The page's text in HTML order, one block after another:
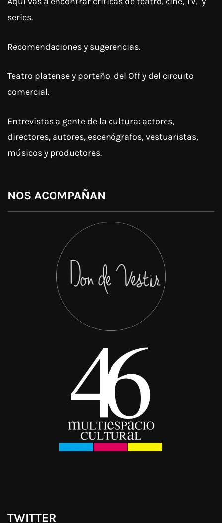
series.
Recomendaciones y sugerencias.
Teatro platense y porteño, del Off y del circuito
comercial.
Entrevistas a gente de la cultura: actores,
directores, autores, escenógrafos, vestuaristas,
músicos y productores.
NOS ACOMPAÑAN
TWITTER